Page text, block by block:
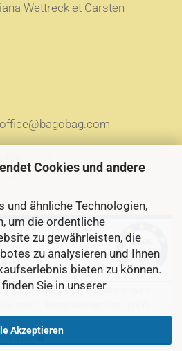
Cookies und andere
und ähnliche Technologien,
um die ordentliche
zu gewährleisten, die
zu analysieren und Ihnen
bieten zu können.
Sie in unserer
Akzeptieren
Wettreck et Carsten
office@bagobag.com